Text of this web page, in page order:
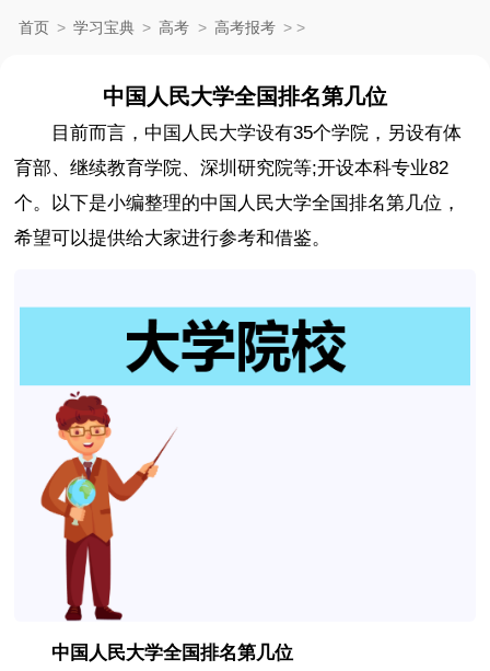
首页 > 学习宝典 > 高考 > 高考报考 > >
中国人民大学全国排名第几位
目前而言，中国人民大学设有35个学院，另设有体
育部、继续教育学院、深圳研究院等;开设本科专业82
个。以下是小编整理的中国人民大学全国排名第几位，
希望可以提供给大家进行参考和借鉴。
中国人民大学全国排名第几位